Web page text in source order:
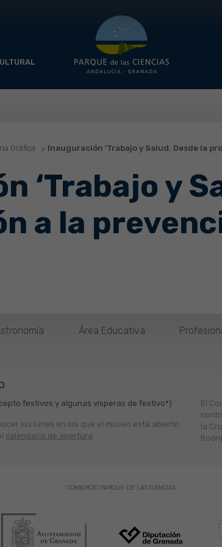
Gráfica Inauguración ‘Trabajo y Salud. Desde la
‘Trabajo y
a la
Área Educativa
festivos y algunas vísperas de festivo*)
los lunes en los que el museo está abierto
calendario de apertura
El
la
CONSORCIO PARQUE DE LAS CIENCIAS